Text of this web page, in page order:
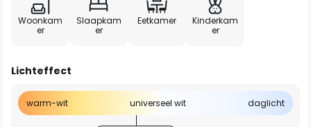
Woonkam
er
Slaapkam
er
Eetkamer
Kinderkam
er
Lichteffect
warm-wit universeel wit daglicht